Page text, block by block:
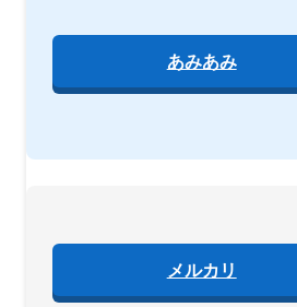
あみあみ
メルカリ